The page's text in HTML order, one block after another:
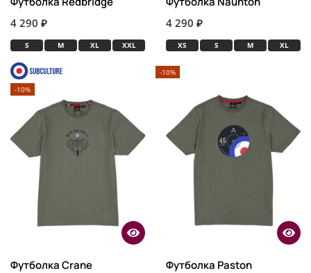
4 290 ₽
S M XL XXL
4 290 ₽
XS S M XL
-10%
Футболка Crane
-10%
Футболка Paston